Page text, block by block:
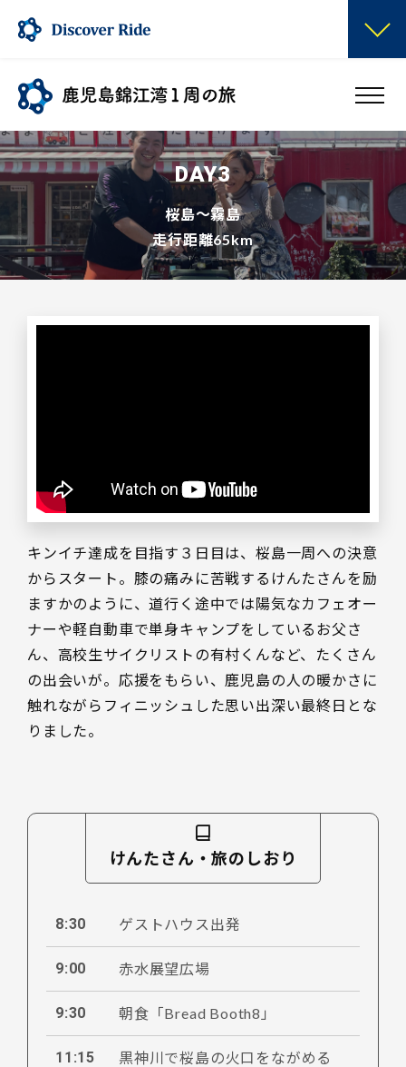
DAY3
桜島～霧島
走行距離65km
キンイチ達成を目指す３日目は、桜島一周への決意
からスタート。膝の痛みに苦戦するけんたさんを励
ますかのように、道行く途中では陽気なカフェオー
ナーや軽自動車で単身キャンプをしているお父さ
ん、高校生サイクリストの有村くんなど、たくさん
の出会いが。応援をもらい、鹿児島の人の暖かさに
触れながらフィニッシュした思い出深い最終日とな
りました。
けんたさん・旅のしおり
8:30 ゲストハウス出発
9:00 赤水展望広場
9:30 朝食「Bread Booth8」
11:15 黒神川で桜島の火口をながめる